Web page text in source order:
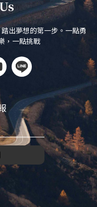
出夢想的第一步。一點勇
，一點挑戰